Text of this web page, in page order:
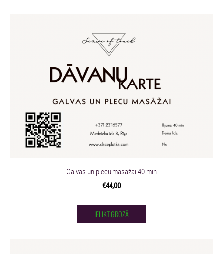
Galvas un plecu masāžai 40 min
€44,00
IELIKT GROZĀ